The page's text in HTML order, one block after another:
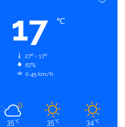
17 ℃
27º - 17º
67%
0.45 km/h
35 ℃ 35 ℃ 34 ℃